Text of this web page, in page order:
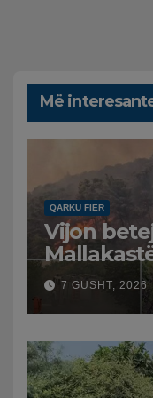
Më
QARKU FIER
Vijon
nga ajri
7 GUSHT, 2026